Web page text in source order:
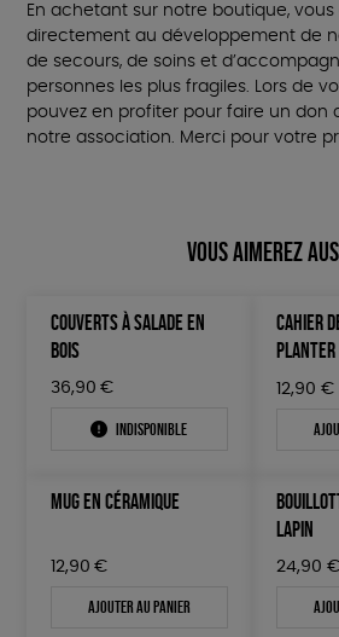
En achetant sur notre boutique,
directement au développement de
de secours, de soins et
personnes les plus fragiles. Lors de
pouvez en profiter pour faire un don
notre association. Merci pour votre
Vous aimerez
COUVERTS À SALADE EN
BOIS
36,90 €
Indisponible
CAHIER
PLANTER
12,90 €
MUG EN CÉRAMIQUE
12,90 €
Ajouter au panier
LAPIN
24,90 €